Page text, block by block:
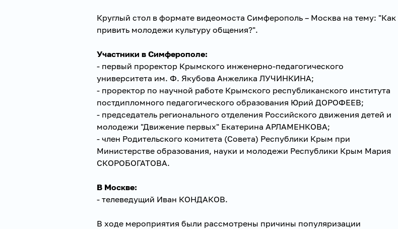
Круглый стол в формате видеомоста Симферополь – Москва на тему: "Как
привить молодежи культуру общения?".
Участники в Симферополе:
- первый проректор Крымского инженерно-педагогического
университета им. Ф. Якубова Анжелика ЛУЧИНКИНА;
- проректор по научной работе Крымского республиканского института
постдипломного педагогического образования Юрий ДОРОФЕЕВ;
- председатель регионального отделения Российского движения детей и
молодежи "Движение первых" Екатерина АРЛАМЕНКОВА;
- член Родительского комитета (Совета) Республики Крым при
Министерстве образования, науки и молодежи Республики Крым Мария
СКОРОБОГАТОВА.
В Москве:
- телеведущий Иван КОНДАКОВ.
В ходе мероприятия были рассмотрены причины популяризации